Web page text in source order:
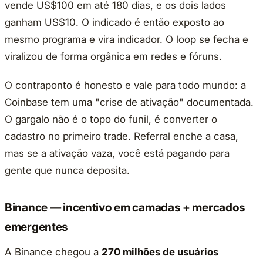
vende US$100 em até 180 dias, e os dois lados
ganham US$10. O indicado é então exposto ao
mesmo programa e vira indicador. O loop se fecha e
viralizou de forma orgânica em redes e fóruns.
O contraponto é honesto e vale para todo mundo: a
Coinbase tem uma "crise de ativação" documentada.
O gargalo não é o topo do funil, é converter o
cadastro no primeiro trade. Referral enche a casa,
mas se a ativação vaza, você está pagando para
gente que nunca deposita.
Binance — incentivo em camadas + mercados
emergentes
A Binance chegou a 270 milhões de usuários